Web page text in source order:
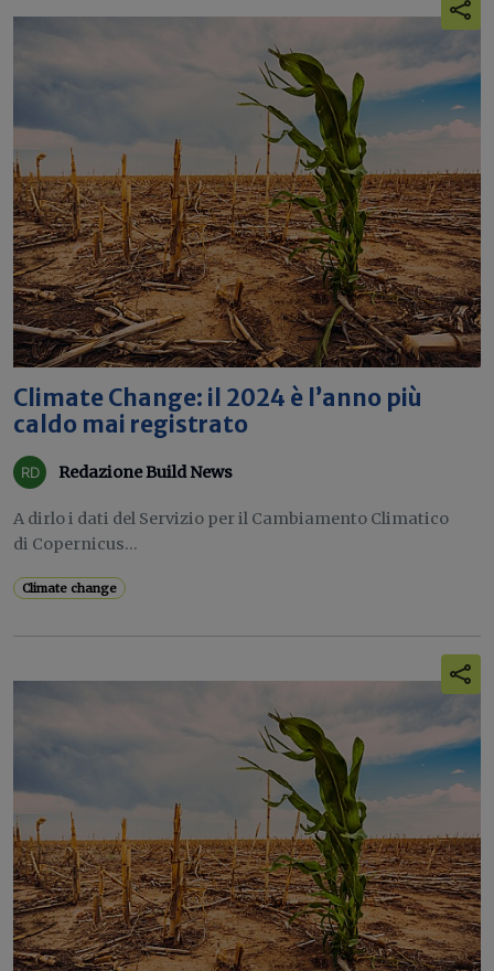
Climate Change: il 2024 è l’anno più
caldo mai registrato
Redazione Build News
A dirlo i dati del Servizio per il Cambiamento Climatico
di Copernicus...
Climate change